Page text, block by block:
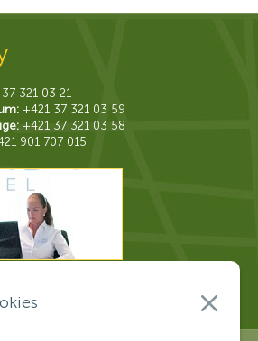
321 03 21
+421 37 321 03 59
+421 37 321 03 58
901 707 015